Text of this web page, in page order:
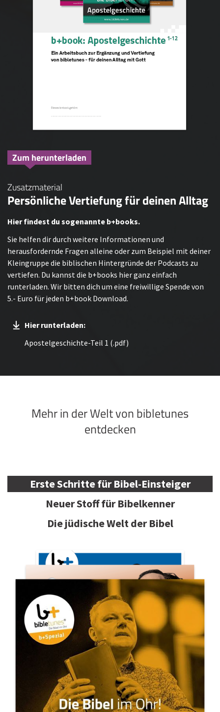
Zum herunterladen
Zusatzmaterial
Persönliche Vertiefung für deinen Alltag
Hier findest du sogenannte b+books.
Sie helfen dir durch weitere Informationen und
herausfordernde Fragen alleine oder zum Beispiel mit deiner
Kleingruppe die biblischen Hintergründe der Podcasts zu
vertiefen. Du kannst die b+books hier ganz einfach
runterladen. Wir bitten dich um eine freiwillige Spende von
5.- Euro für jeden b+book Download.
Hier runterladen:
Apostelgeschichte-Teil 1 (.pdf)
Mehr in der Welt von bibletunes
entdecken
Erste Schritte für Bibel-Einsteiger
Neuer Stoff für Bibelkenner
Die jüdische Welt der Bibel